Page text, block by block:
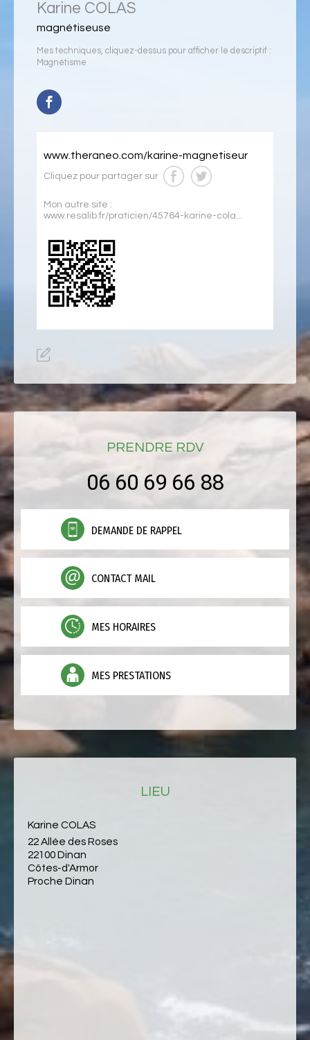
Karine COLAS
magnétiseuse
Mes techniques, cliquez-dessus pour afficher le descriptif :
Magnétisme
www.theraneo.com/karine-magnetiseur
Cliquez pour partager sur
Mon autre site :
www.resalib.fr/praticien/45764-karine-cola...
PRENDRE RDV
06 60 69 66 88
DEMANDE DE RAPPEL
CONTACT MAIL
MES HORAIRES
MES PRESTATIONS
LIEU
Karine COLAS
22 Allée des Roses
22100 Dinan
Côtes-d'Armor
Proche Dinan